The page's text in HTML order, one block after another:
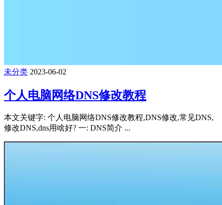
未分类 2023-06-02
个人电脑网络DNS修改教程
本文关键字: 个人电脑网络DNS修改教程,DNS修改,常见DNS,
修改DNS,dns用啥好? 一: DNS简介 ...